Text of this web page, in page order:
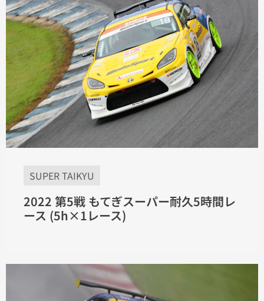
SUPER TAIKYU
2022 第5戦 もてぎスーパー耐久5時間レ
ース (5h×1レース)